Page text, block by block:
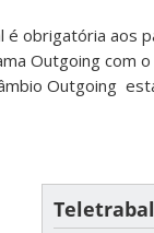
é obrigatória aos
Outgoing com
Outgoing